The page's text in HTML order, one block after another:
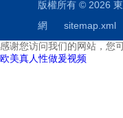
版權所有 © 2026
網
sitemap.xml
感谢您访问我们的网站，您
欧美真人性做爰视频